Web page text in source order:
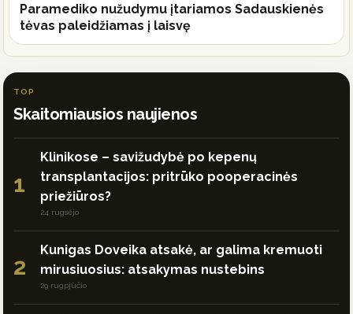
Paramediko nužudymu įtariamos Sadauskienės
tėvas paleidžiamas į laisvę
TOP
Skaitomiausios naujienos
1
Klinikose – savižudybė po kepenų
transplantacijos: pritrūko pooperacinės
priežiūros?
24 rugsėjo
2
Kunigas Doveika atsakė, ar galima kremuoti
mirusiuosius: atsakymas nustebins
29 rugpjūčio